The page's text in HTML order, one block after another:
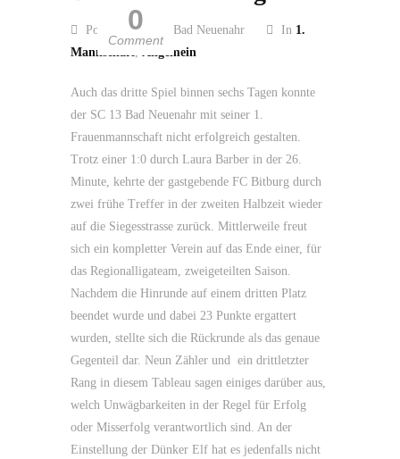
0
Comment
Posted by SC 13 Bad Neuenahr In 1.
Mannschaft, Allgemein
Auch das dritte Spiel binnen sechs Tagen konnte
der SC 13 Bad Neuenahr mit seiner 1.
Frauenmannschaft nicht erfolgreich gestalten.
Trotz einer 1:0 durch Laura Barber in der 26.
Minute, kehrte der gastgebende FC Bitburg durch
zwei frühe Treffer in der zweiten Halbzeit wieder
auf die Siegesstrasse zurück. Mittlerweile freut
sich ein kompletter Verein auf das Ende einer, für
das Regionalligateam, zweigeteilten Saison.
Nachdem die Hinrunde auf einem dritten Platz
beendet wurde und dabei 23 Punkte ergattert
wurden, stellte sich die Rückrunde als das genaue
Gegenteil dar. Neun Zähler und ein drittletzter
Rang in diesem Tableau sagen einiges darüber aus,
welch Unwägbarkeiten in der Regel für Erfolg
oder Misserfolg verantwortlich sind. An der
Einstellung der Dünker Elf hat es jedenfalls nicht